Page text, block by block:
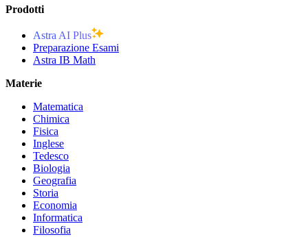
Prodotti
Astra AI Plus
Preparazione Esami
Astra IB Math
Materie
Matematica
Chimica
Fisica
Inglese
Tedesco
Biologia
Geografia
Storia
Economia
Informatica
Filosofia